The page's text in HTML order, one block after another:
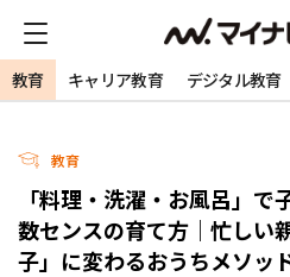
教育 キャリア教育 デジタル教育
教育
「料理・洗濯・お風呂」
数センスの育て方｜忙しい
子」に変わるおうちメソッ